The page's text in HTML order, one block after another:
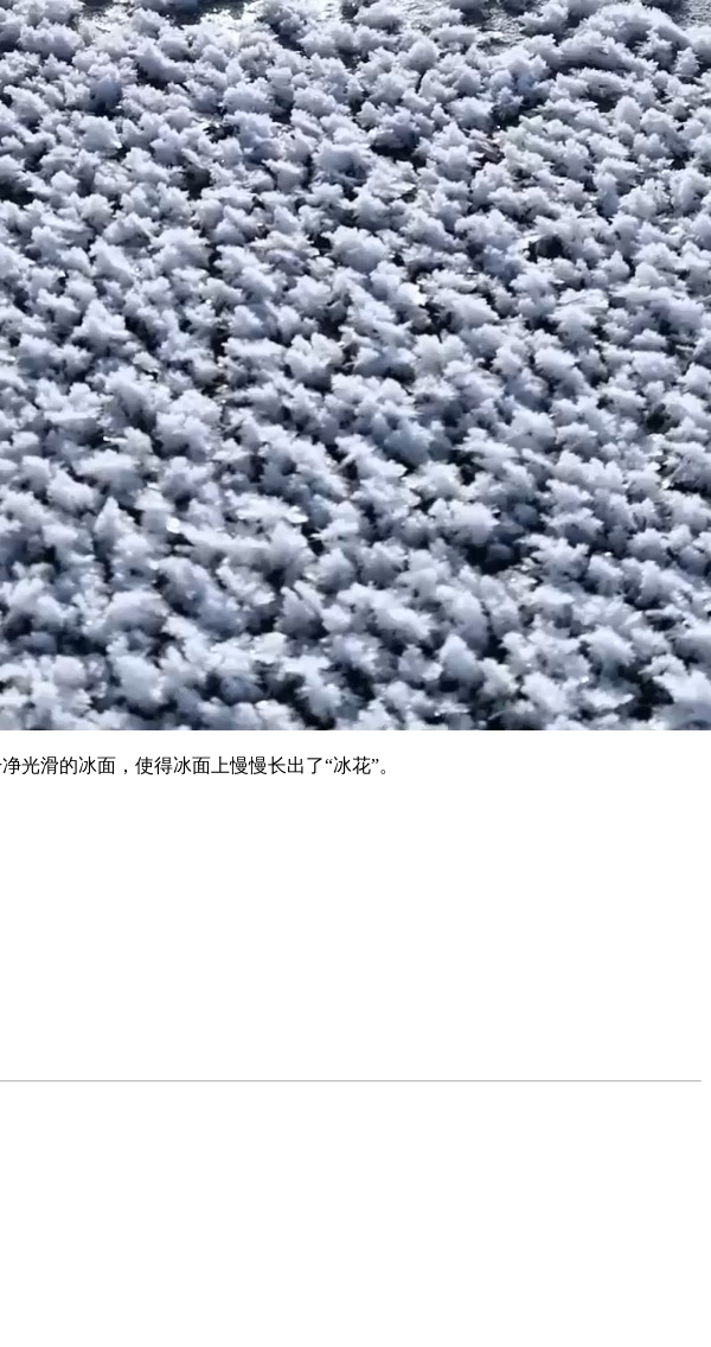
滑的冰面，使得冰面上慢慢长出了“冰花”。